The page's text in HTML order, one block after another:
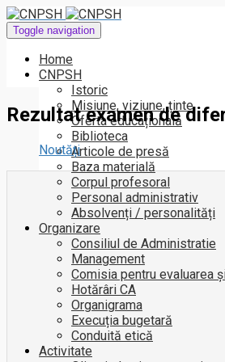
Toggle navigation
Home
CNPSH
Istoric
Misiune, viziune, ținte
Oferta educațională
Biblioteca
Articole de presă
Baza materială
Corpul profesoral
Personal administrativ
Absolvenți / personalități
Organizare
Consiliul de Administratie
Management
Comisia pentru evaluarea
Hotărâri CA
Organigrama
Execuția bugetară
Conduită etică
Activitate
Rezultat examen de
Noutăți